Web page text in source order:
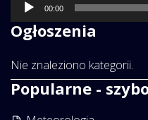
00:00
Ogłoszenia
Nie znaleziono kategorii.
Popularne -